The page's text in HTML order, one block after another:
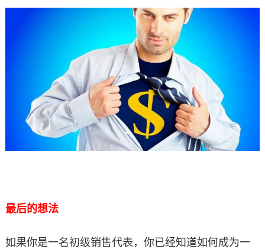
最后的想法
如果你是一名初级销售代表，你已经知道如何成为一